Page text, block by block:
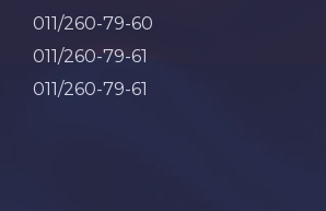
011/260-79-60
011/260-79-61
011/260-79-61